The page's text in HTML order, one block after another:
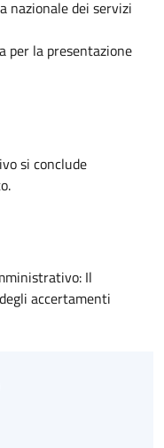
nazionale dei servizi
per la presentazione
si conclude
Il
accertamenti